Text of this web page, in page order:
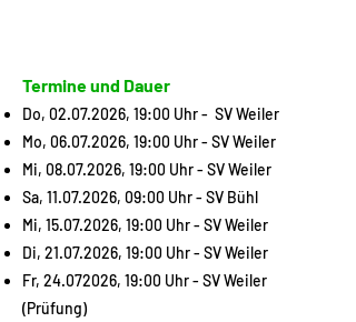
Termine und Dauer
Do, 02.07.2026, 19:00 Uhr - SV Weiler
Mo, 06.07.2026, 19:00 Uhr - SV Weiler
Mi, 08.07.2026, 19:00 Uhr - SV Weiler
Sa, 11.07.2026, 09:00 Uhr - SV Bühl
Mi, 15.07.2026, 19:00 Uhr - SV Weiler
Di, 21.07.2026, 19:00 Uhr - SV Weiler
Fr, 24.072026, 19:00 Uhr - SV Weiler
(Prüfung)